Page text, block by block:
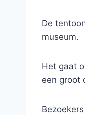
De
museum.
Het gaat
een groot